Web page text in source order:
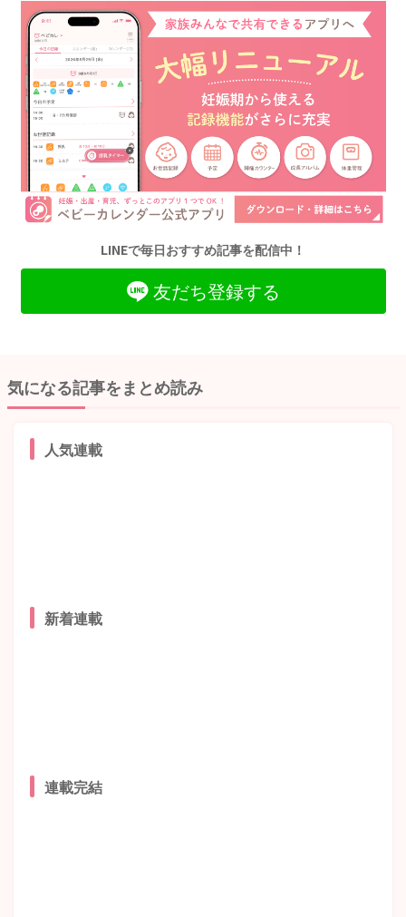
LINEで毎日おすすめ記事を配信中！
友だち登録する
気になる記事をまとめ読み
人気連載
新着連載
連載完結